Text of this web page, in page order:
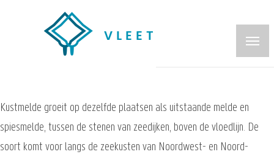
gaan
Kustmelde groeit op dezelfde plaatsen als uitstaande melde en
spiesmelde, tussen de stenen van zeedijken, boven de vloedlijn. De
soort komt voor langs de zeekusten van Noordwest- en Noord-